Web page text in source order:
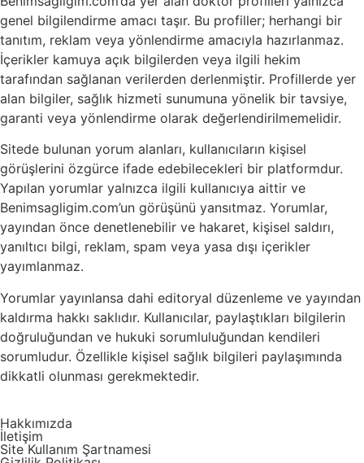
genel bilgilendirme amacı taşır. Bu profiller; herhangi bir
tanıtım, reklam veya yönlendirme amacıyla hazırlanmaz.
İçerikler kamuya açık bilgilerden veya ilgili hekim
tarafından sağlanan verilerden derlenmiştir. Profillerde yer
alan bilgiler, sağlık hizmeti sunumuna yönelik bir tavsiye,
garanti veya yönlendirme olarak değerlendirilmemelidir.
Sitede bulunan yorum alanları, kullanıcıların kişisel
görüşlerini özgürce ifade edebilecekleri bir platformdur.
Yapılan yorumlar yalnızca ilgili kullanıcıya aittir ve
Benimsagligim.com’un görüşünü yansıtmaz. Yorumlar,
yayından önce denetlenebilir ve hakaret, kişisel saldırı,
yanıltıcı bilgi, reklam, spam veya yasa dışı içerikler
yayımlanmaz.
Yorumlar yayınlansa dahi editoryal düzenleme ve yayından
kaldırma hakkı saklıdır. Kullanıcılar, paylaştıkları bilgilerin
doğruluğundan ve hukuki sorumluluğundan kendileri
sorumludur. Özellikle kişisel sağlık bilgileri paylaşımında
dikkatli olunması gerekmektedir.
Hakkımızda
İletişim
Site Kullanım Şartnamesi